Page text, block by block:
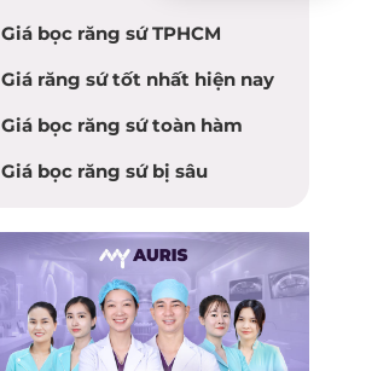
Giá bọc răng sứ TPHCM
Giá răng sứ tốt nhất hiện nay
Giá bọc răng sứ toàn hàm
Giá bọc răng sứ bị sâu